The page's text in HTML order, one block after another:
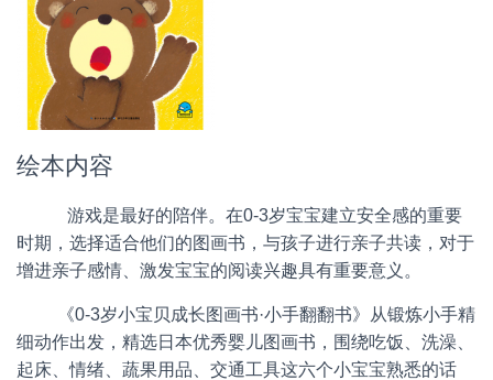
绘本内容
游戏是最好的陪伴。在0-3岁宝宝建立安全感的重要
时期，选择适合他们的图画书，与孩子进行亲子共读，对于
增进亲子感情、激发宝宝的阅读兴趣具有重要意义。
《0-3岁小宝贝成长图画书·小手翻翻书》从锻炼小手精
细动作出发，精选日本优秀婴儿图画书，围绕吃饭、洗澡、
起床、情绪、蔬果用品、交通工具这六个小宝宝熟悉的话